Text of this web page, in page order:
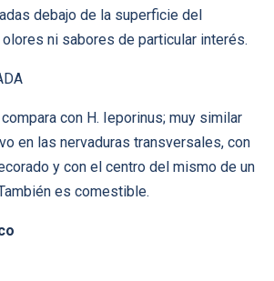
debajo de la superficie del
ni sabores de particular interés.
con H. Ieporinus; muy similar
en las nervaduras transversales, con
y con el centro del mismo de un
es comestible.